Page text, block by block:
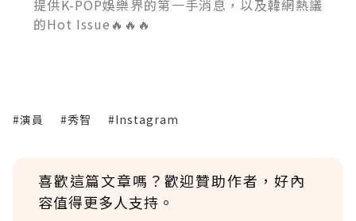
提供K-POP娛樂界的第一手消息，以及韓網熱議
的Hot Issue🔥🔥🔥
#演員 #秀智 #Instagram
喜歡這篇文章嗎？歡迎贊助作者，好內
容值得更多人支持。